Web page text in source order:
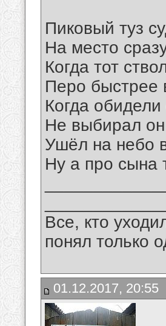
Пиковый туз
На место
Когда тот
Перо быстрее
Когда
Не выбирал
Ушёл на небо
Ну а про сына
Все, кто
понял только
01.12.2017, 20:55